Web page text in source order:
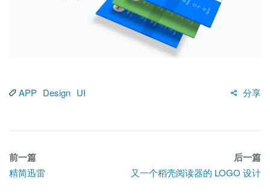
分享
APP Design UI
前一篇
精简迅雷
后一篇
又一个稻壳阅读器的 LOGO 设计